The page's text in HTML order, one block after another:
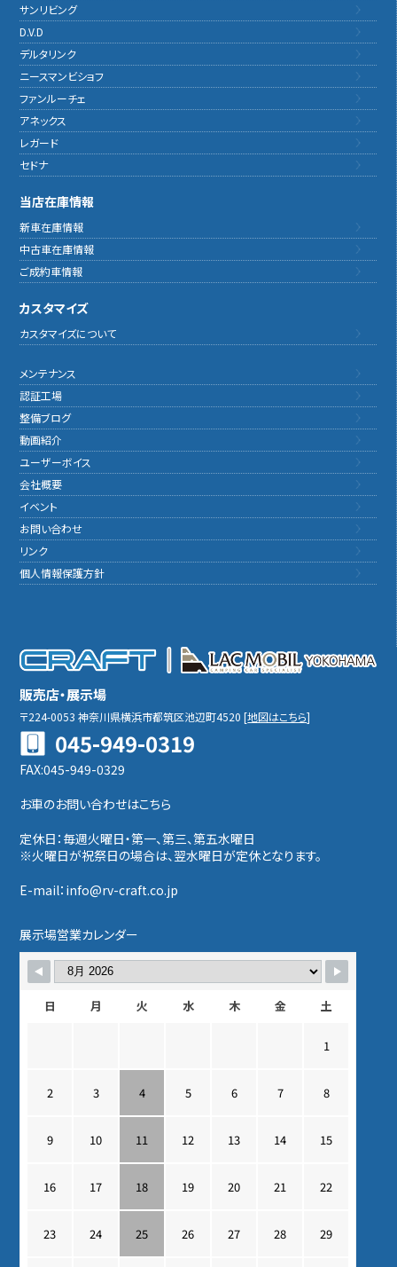
サンリビング
D.V.D
デルタリンク
ニースマンビショフ
ファンルーチェ
アネックス
レガード
セドナ
当店在庫情報
新車在庫情報
中古車在庫情報
ご成約車情報
カスタマイズ
カスタマイズについて
メンテナンス
認証工場
整備ブログ
動画紹介
ユーザーボイス
会社概要
イベント
お問い合わせ
リンク
個人情報保護方針
販売店・展示場
〒224-0053神奈川県横浜市都筑区池辺町4520[地図はこちら]
045-949-0319
FAX:045-949-0329
お車のお問い合わせはこちら
定休日：毎週火曜日・第一、第三、第五水曜日
※火曜日が祝祭日の場合は、翌水曜日が定休となります。
E-mail：info@rv-craft.co.jp
展示場営業カレンダー
日 月 火 水 木 金 土
1
2 3 4 5 6 7 8
9 10 11 12 13 14 15
16 17 18 19 20 21 22
23 24 25 26 27 28 29